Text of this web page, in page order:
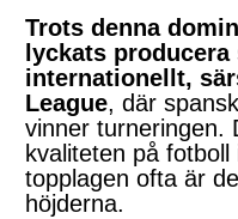
Trots denna
lyckats
internationellt,
League, där
vinner turneringen.
kvaliteten på
topplagen ofta är
höjderna.